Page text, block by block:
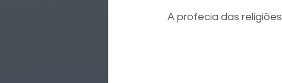
A profecia das religiões